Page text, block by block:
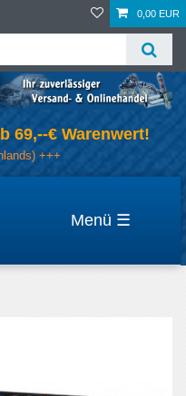
0,00 EUR
69,--€ Warenwert!
+++
☰